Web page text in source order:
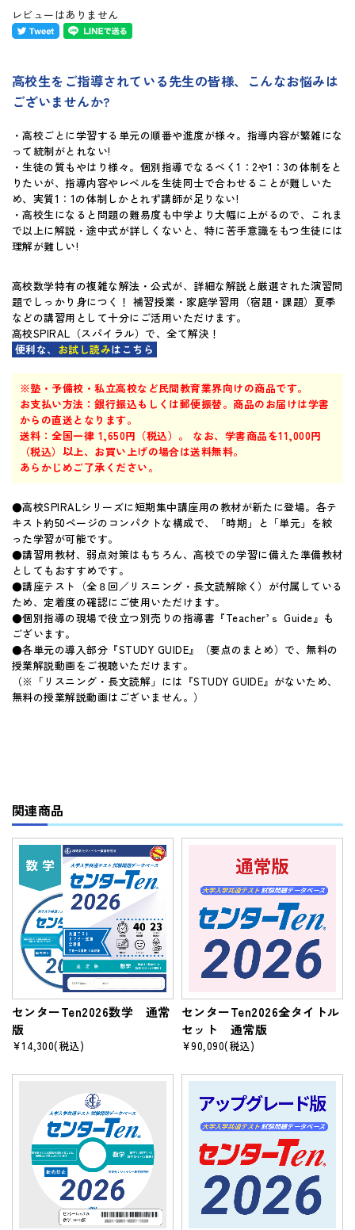
よくあるご質問
体験版・製品資料について
購入後のサポートについて
お問い合せ
マイページ
レビューはありません
高校生をご指導されている先生の皆様、こんなお悩みは
ございませんか?
・高校ごとに学習する単元の順番や進度が様々。指導内容が繁雑にな
って統制がとれない!
・生徒の質もやはり様々。個別指導でなるべく1：2や1：3の体制をと
りたいが、指導内容やレベルを生徒同士で合わせることが難しいた
め、実質1：1の体制しかとれず講師が足りない!
・高校生になると問題の難易度も中学より大幅に上がるので、これま
で以上に解説・途中式が詳しくないと、特に苦手意識をもつ生徒には
理解が難しい!
高校数学特有の複雑な解法・公式が、詳細な解説と厳選された演習問
題でしっかり身につく！ 補習授業・家庭学習用（宿題・課題）夏季
などの講習用として十分にご活用いただけます。
高校SPIRAL（スパイラル）で、全て解決！
便利な、 お試し読みはこちら
※塾・予備校・私立高校など民間教育業界向けの商品です。
お支払い方法：銀行振込もしくは郵便振替。商品のお届けは学書
からの直送となります。
送料：全国一律 1,650円（税込）。 なお、学書商品を11,000円
（税込）以上、お買い上げの場合は送料無料。
あらかじめご了承ください。
●高校SPIRALシリーズに短期集中講座用の教材が新たに登場。各テ
キスト約50ページのコンパクトな構成で、「時期」と「単元」を絞
った学習が可能です。
●講習用教材、弱点対策はもちろん、高校での学習に備えた準備教材
としてもおすすめです。
●講座テスト（全８回／リスニング・長文読解除く）が付属している
ため、定着度の確認にご使用いただけます。
●個別指導の現場で役立つ別売りの指導書『Teacher’ｓ Guide』も
ございます。
●各単元の導入部分『STUDY GUIDE』（要点のまとめ）で、無料の
授業解説動画をご視聴いただけます。
（※「リスニング・長文読解」には『STUDY GUIDE』がないため、
無料の授業解説動画はございません。）
関連商品
センターTen2026数学 通常
版
¥14,300(税込)
センターTen2026全タイトル
セット 通常版
¥90,090(税込)